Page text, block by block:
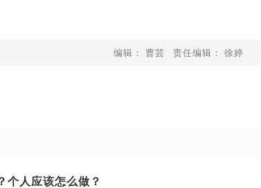
编辑： 曹芸 责任编辑： 徐婷
个人应该怎么做？